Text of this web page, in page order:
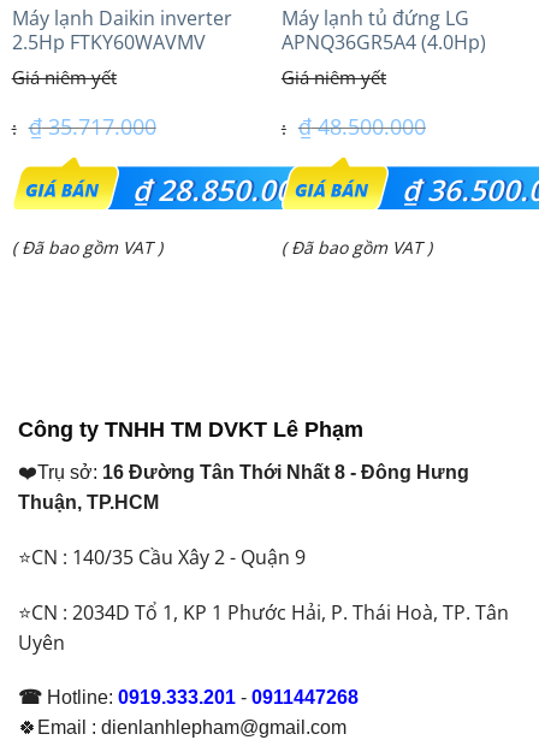
Máy lạnh Daikin inverter
2.5Hp FTKY60WAVMV
₫35.717.000
Giá
gốc
là:
₫28.850.000
Giá
( Đã bao gồm VAT )
Máy lạnh tủ đứng LG
APNQ36GR5A4 (4.0Hp)
inverter
₫48.500.000
Giá
gốc
là:
₫
Giá
( Đã bao gồm VAT )
Công ty TNHH TM DVKT Lê Phạm
❤️Trụ sở: 16 Đường Tân Thới Nhất 8 - Đông Hưng
Thuận, TP.HCM
⭐CN : 140/35 Cầu Xây 2 - Quận 9
⭐CN : 2034D Tổ 1, KP 1 Phước Hải, P. Thái Hoà, TP. Tân
Uyên
☎ Hotline: 0919.333.201 - 0911447268
🍀Email : dienlanhlepham@gmail.com